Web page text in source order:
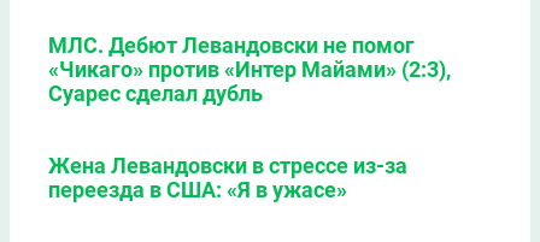
МЛС. Дебют Левандовски не помог
«Чикаго» против «Интер Майами» (2:3),
Суарес сделал дубль
Жена Левандовски в стрессе из-за
переезда в США: «Я в ужасе»